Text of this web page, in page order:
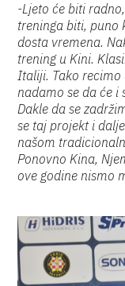
-Ljeto će biti
treninga biti, puno
dosta vremena.
trening u Kini.
Italiji. Tako
nadamo se da će i
Dakle da se
se taj projekt i
našom
Ponovno Kina,
ove godine nismo